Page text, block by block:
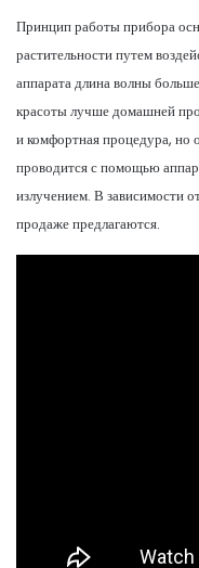
Принцип работы прибора
растительности путем
аппарата длина волны
красоты лучше домашней
и комфортная процедура, но
проводится с помощью
излучением. В зависимости
продаже предлагаются.